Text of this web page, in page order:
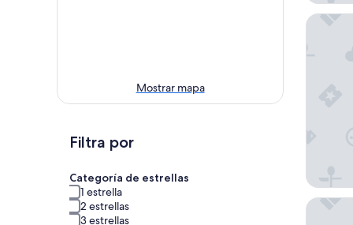
Mostrar mapa
Filtra por
Categoría de estrellas
1 estrella
2 estrellas
3 estrellas
Reside
STILE